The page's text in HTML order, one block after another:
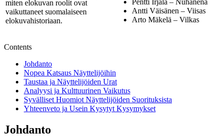
miten elokuvan roolit ovat
vaikuttaneet suomalaiseen
elokuvahistoriaan.
Antti Väisänen – Viisas
Arto Mäkelä – Vilkas
Contents
Johdanto
Nopea Katsaus Näyttelijöihin
Taustaa ja Näyttelijöiden Urat
Analyysi ja Kulttuurinen Vaikutus
Syvälliset Huomiot Näyttelijöiden Suorituksista
Yhteenveto ja Usein Kysytyt Kysymykset
Johdanto